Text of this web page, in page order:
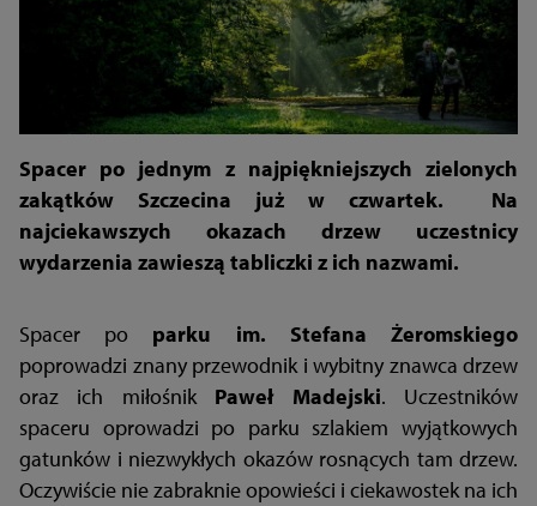
Spacer po jednym z najpiękniejszych zielonych
zakątków Szczecina już w czwartek. Na
najciekawszych okazach drzew uczestnicy
wydarzenia zawieszą tabliczki z ich nazwami.
Spacer po parku im. Stefana Żeromskiego
poprowadzi znany przewodnik i wybitny znawca drzew
oraz ich miłośnik Paweł Madejski. Uczestników
spaceru oprowadzi po parku szlakiem wyjątkowych
gatunków i niezwykłych okazów rosnących tam drzew.
Oczywiście nie zabraknie opowieści i ciekawostek na ich